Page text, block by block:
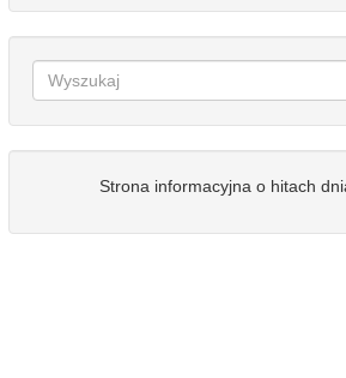
Strona informacyjna o hitach